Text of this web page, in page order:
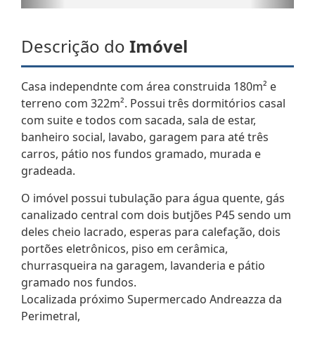
Descrição do Imóvel
Casa independnte com área construida 180m² e
terreno com 322m². Possui três dormitórios casal
com suite e todos com sacada, sala de estar,
banheiro social, lavabo, garagem para até três
carros, pátio nos fundos gramado, murada e
gradeada.
O imóvel possui tubulação para água quente, gás
canalizado central com dois butjões P45 sendo um
deles cheio lacrado, esperas para calefação, dois
portões eletrônicos, piso em cerâmica,
churrasqueira na garagem, lavanderia e pátio
gramado nos fundos.
Localizada próximo Supermercado Andreazza da
Perimetral,